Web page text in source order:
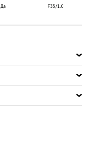
Да F35/1.0